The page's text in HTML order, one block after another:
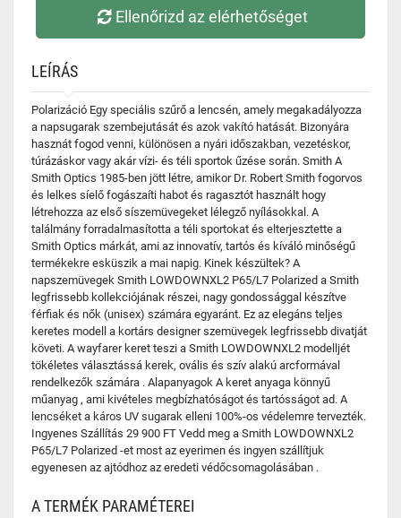
Ellenőrizd az elérhetőséget
LEÍRÁS
Polarizáció Egy speciális szűrő a lencsén, amely megakadályozza
a napsugarak szembejutását és azok vakító hatását. Bizonyára
hasznát fogod venni, különösen a nyári időszakban, vezetéskor,
túrázáskor vagy akár vízi- és téli sportok űzése során. Smith A
Smith Optics 1985-ben jött létre, amikor Dr. Robert Smith fogorvos
és lelkes síelő fogászaíti habot és ragasztót használt hogy
létrehozza az első síszemüvegeket lélegző nyílásokkal. A
találmány forradalmasította a téli sportokat és elterjesztette a
Smith Optics márkát, ami az innovatív, tartós és kíváló minőségű
termékekre esküszik a mai napig. Kinek készültek? A
napszemüvegek Smith LOWDOWNXL2 P65/L7 Polarized a Smith
legfrissebb kollekciójának részei, nagy gondossággal készítve
férfiak és nők (unisex) számára egyaránt. Ez az elegáns teljes
keretes modell a kortárs designer szemüvegek legfrissebb divatját
követi. A wayfarer keret teszi a Smith LOWDOWNXL2 modelljét
tökéletes választássá kerek, ovális és szív alakú arcformával
rendelkezők számára . Alapanyagok A keret anyaga könnyű
műanyag , ami kivételes megbízhatóságot és tartósságot ad. A
lencséket a káros UV sugarak elleni 100%-os védelemre tervezték.
Ingyenes Szállítás 29 900 FT Vedd meg a Smith LOWDOWNXL2
P65/L7 Polarized -et most az eyerimen és ingyen szállítjuk
egyenesen az ajtódhoz az eredeti védőcsomagolásában .
A TERMÉK PARAMÉTEREI